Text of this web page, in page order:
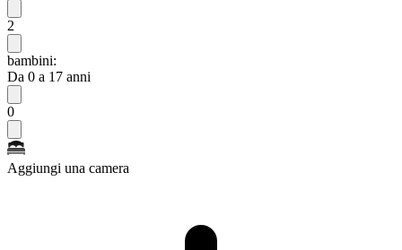
2
bambini:
Da 0 a 17 anni
0
Aggiungi una camera